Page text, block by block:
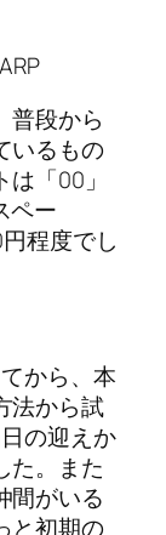
普段から
いるもの
「00」
ペー
程度でし
から、本
法から試
の迎えか
た。また
間がいる
と初期の